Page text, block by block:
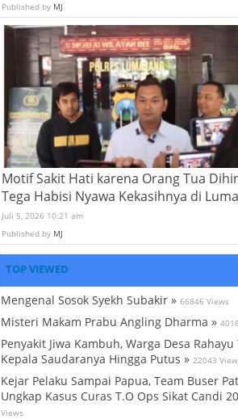
Published by MJ
Motif Sakit Hati karena Orang Tua
Tega Habisi Nyawa Kekasihnya di
Juli 5, 2026 10:21 am
Published by MJ
TOP VIEWED
Mengenal Sosok Syekh Subakir » 66846 Views
Misteri Makam Prabu Angling Dharma »
Penyakit Jiwa Kambuh, Warga Desa Rahayu
Kepala Saudaranya Hingga Putus » 22043
Kejar Pelaku Sampai Papua, Team Buser
Ungkap Kasus Curas T.O Ops Sikat Candi
Views